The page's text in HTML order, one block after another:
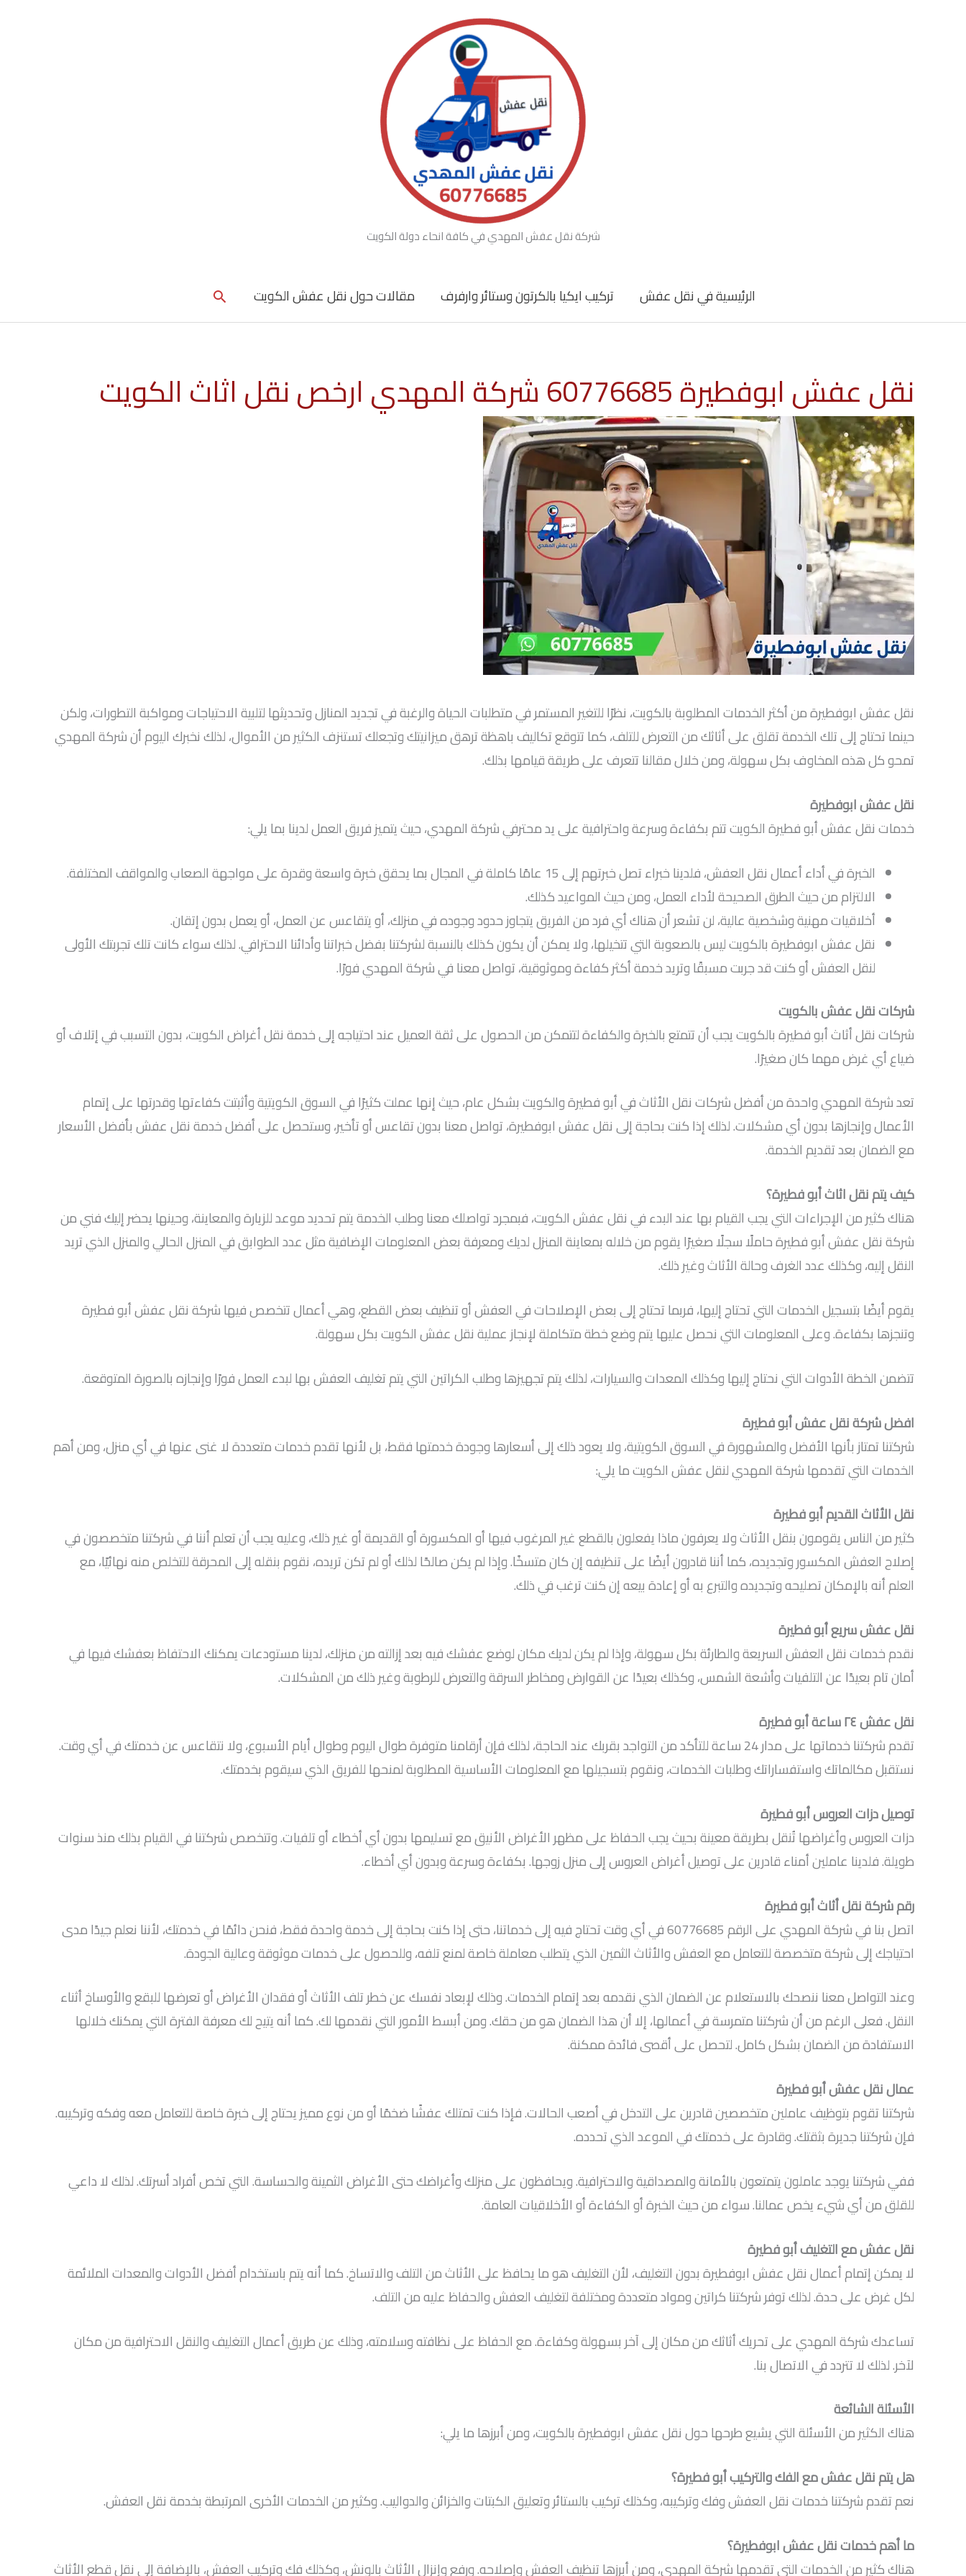
شركة نقل عفش المهدي في كافة انحاء دولة الكويت
الرئيسية في نقل عفش تركيب ايكيا بالكرتون وستائر وارفرف مقالات حول نقل عفش الكويت البحث
نقل عفش ابوفطيرة 60776685 شركة المهدي ارخص نقل اثاث الكويت
نقل عفش ابوفطيرة من أكثر الخدمات المطلوبة بالكويت، نظرًا للتغير المستمر في متطلبات الحياة والرغبة في تجديد المنازل وتحديثها لتلبية الاحتياجات ومواكبة التطورات، ولكن
حينما تحتاج إلى تلك الخدمة تقلق على أثاثك من التعرض للتلف، كما تتوقع تكاليف باهظة ترهق ميزانيتك وتجعلك تستنزف الكثير من الأموال، لذلك نخبرك اليوم أن شركة المهدي
تمحو كل هذه المخاوف بكل سهولة، ومن خلال مقالنا تتعرف على طريقة قيامها بذلك.
نقل عفش ابوفطيرة
خدمات نقل عفش أبو فطيرة الكويت تتم بكفاءة وسرعة واحترافية على يد محترفي شركة المهدي، حيث يتميز فريق العمل لدينا بما يلي:
الخبرة في أداء أعمال نقل العفش، فلدينا خبراء تصل خبرتهم إلى 15 عامًا كاملة في المجال بما يحقق خبرة واسعة وقدرة على مواجهة الصعاب والمواقف المختلفة.
الالتزام من حيث الطرق الصحيحة لأداء العمل، ومن حيث المواعيد كذلك.
أخلاقيات مهنية وشخصية عالية، لن تشعر أن هناك أي فرد من الفريق يتجاوز حدود وجوده في منزلك، أو يتقاعس عن العمل، أو يعمل بدون إتقان.
نقل عفش ابوفطيرة بالكويت ليس بالصعوبة التي تتخيلها، ولا يمكن أن يكون كذلك بالنسبة لشركتنا بفضل خبراتنا وأدائنا الاحترافي. لذلك سواء كانت تلك تجربتك الأولى
لنقل العفش أو كنت قد جربت مسبقًا وتريد خدمة أكثر كفاءة وموثوقية، تواصل معنا في شركة المهدي فورًا.
شركات نقل عفش بالكويت
شركات نقل أثاث أبو فطيرة بالكويت يجب أن تتمتع بالخبرة والكفاءة لتتمكن من الحصول على ثقة العميل عند احتياجه إلى خدمة نقل أغراض الكويت، بدون التسبب في إتلاف أو
ضياع أي غرض مهما كان صغيرًا.
تعد شركة المهدي واحدة من أفضل شركات نقل الأثاث في أبو فطيرة والكويت بشكل عام، حيث إنها عملت كثيرًا في السوق الكويتية وأثبتت كفاءتها وقدرتها على إتمام
الأعمال وإنجازها بدون أي مشكلات. لذلك إذا كنت بحاجة إلى نقل عفش ابوفطيرة، تواصل معنا بدون تقاعس أو تأخير، وستحصل على أفضل خدمة نقل عفش بأفضل الأسعار
مع الضمان بعد تقديم الخدمة.
كيف يتم نقل اثاث أبو فطيرة؟
هناك كثير من الإجراءات التي يجب القيام بها عند البدء في نقل عفش الكويت، فبمجرد تواصلك معنا وطلب الخدمة يتم تحديد موعد للزيارة والمعاينة، وحينها يحضر إليك فني من
شركة نقل عفش أبو فطيرة حاملًا سجلًا صغيرًا يقوم من خلاله بمعاينة المنزل لديك ومعرفة بعض المعلومات الإضافية مثل عدد الطوابق في المنزل الحالي والمنزل الذي تريد
النقل إليه، وكذلك عدد الغرف وحالة الأثاث وغير ذلك.
يقوم أيضًا بتسجيل الخدمات التي تحتاج إليها، فربما تحتاج إلى بعض الإصلاحات في العفش أو تنظيف بعض القطع، وهي أعمال تتخصص فيها شركة نقل عفش أبو فطيرة
وتنجزها بكفاءة. وعلى المعلومات التي نحصل عليها يتم وضع خطة متكاملة لإنجاز عملية نقل عفش الكويت بكل سهولة.
تتضمن الخطة الأدوات التي نحتاج إليها وكذلك المعدات والسيارات، لذلك يتم تجهيزها وطلب الكراتين التي يتم تغليف العفش بها لبدء العمل فورًا وإنجازه بالصورة المتوقعة.
افضل شركة نقل عفش أبو فطيرة
شركتنا تمتاز بأنها الأفضل والمشهورة في السوق الكويتية، ولا يعود ذلك إلى أسعارها وجودة خدمتها فقط، بل لأنها تقدم خدمات متعددة لا غنى عنها في أي منزل، ومن أهم
الخدمات التي تقدمها شركة المهدي لنقل عفش الكويت ما يلي:
نقل الأثاث القديم أبو فطيرة
كثير من الناس يقومون بنقل الأثاث ولا يعرفون ماذا يفعلون بالقطع غير المرغوب فيها أو المكسورة أو القديمة أو غير ذلك، وعليه يجب أن تعلم أننا في شركتنا متخصصون في
إصلاح العفش المكسور وتجديده، كما أننا قادرون أيضًا على تنظيفه إن كان متسخًا. وإذا لم يكن صالحًا لذلك أو لم تكن تريده، نقوم بنقله إلى المحرقة للتخلص منه نهائيًا، مع
العلم أنه بالإمكان تصليحه وتجديده والتبرع به أو إعادة بيعه إن كنت ترغب في ذلك.
نقل عفش سريع أبو فطيرة
نقدم خدمات نقل العفش السريعة والطارئة بكل سهولة، وإذا لم يكن لديك مكان لوضع عفشك فيه بعد إزالته من منزلك، لدينا مستودعات يمكنك الاحتفاظ بعفشك فيها في
أمان تام بعيدًا عن التلفيات وأشعة الشمس، وكذلك بعيدًا عن القوارض ومخاطر السرقة والتعرض للرطوبة وغير ذلك من المشكلات.
نقل عفش ٢٤ ساعة أبو فطيرة
تقدم شركتنا خدماتها على مدار 24 ساعة للتأكد من التواجد بقربك عند الحاجة، لذلك فإن أرقامنا متوفرة طوال اليوم وطوال أيام الأسبوع، ولا نتقاعس عن خدمتك في أي وقت.
نستقبل مكالماتك واستفساراتك وطلبات الخدمات، ونقوم بتسجيلها مع المعلومات الأساسية المطلوبة لمنحها للفريق الذي سيقوم بخدمتك.
توصيل دزات العروس أبو فطيرة
دزات العروس وأغراضها تُنقل بطريقة معينة بحيث يجب الحفاظ على مظهر الأغراض الأنيق مع تسليمها بدون أي أخطاء أو تلفيات. وتتخصص شركتنا في القيام بذلك منذ سنوات
طويلة. فلدينا عاملين أمناء قادرين على توصيل أغراض العروس إلى منزل زوجها. بكفاءة وسرعة وبدون أي أخطاء.
رقم شركة نقل أثاث أبو فطيرة
اتصل بنا في شركة المهدي على الرقم 60776685 في أي وقت تحتاج فيه إلى خدماتنا، حتى إذا كنت بحاجة إلى خدمة واحدة فقط، فنحن دائمًا في خدمتك، لأننا نعلم جيدًا مدى
احتياجك إلى شركة متخصصة للتعامل مع العفش والأثاث الثمين الذي يتطلب معاملة خاصة لمنع تلفه، وللحصول على خدمات موثوقة وعالية الجودة.
وعند التواصل معنا ننصحك بالاستعلام عن الضمان الذي نقدمه بعد إتمام الخدمات. وذلك لإبعاد نفسك عن خطر تلف الأثاث أو فقدان الأغراض أو تعرضها للبقع والأوساخ أثناء
النقل. فعلى الرغم من أن شركتنا متمرسة في أعمالها، إلا أن هذا الضمان هو من حقك. ومن أبسط الأمور التي نقدمها لك. كما أنه يتيح لك معرفة الفترة التي يمكنك خلالها
الاستفادة من الضمان بشكل كامل. لتحصل على أقصى فائدة ممكنة.
عمال نقل عفش أبو فطيرة
شركتنا تقوم بتوظيف عاملين متخصصين قادرين على التدخل في أصعب الحالات. فإذا كنت تمتلك عفشًا ضخمًا أو من نوع مميز يحتاج إلى خبرة خاصة للتعامل معه وفكه وتركيبه.
فإن شركتنا جديرة بثقتك. وقادرة على خدمتك في الموعد الذي تحدده.
ففي شركتنا يوجد عاملون يتمتعون بالأمانة والمصداقية والاحترافية. ويحافظون على منزلك وأغراضك حتى الأغراض الثمينة والحساسة. التي تخص أفراد أسرتك. لذلك لا داعي
للقلق من أي شيء يخص عمالنا. سواء من حيث الخبرة أو الكفاءة أو الأخلاقيات العامة.
نقل عفش مع التغليف أبو فطيرة
لا يمكن إتمام أعمال نقل عفش ابوفطيرة بدون التغليف، لأن التغليف هو ما يحافظ على الأثاث من التلف والاتساخ. كما أنه يتم باستخدام أفضل الأدوات والمعدات الملائمة
لكل غرض على حدة. لذلك توفر شركتنا كراتين ومواد متعددة ومختلفة لتغليف العفش والحفاظ عليه من التلف.
تساعدك شركة المهدي على تحريك أثاثك من مكان إلى آخر بسهولة وكفاءة. مع الحفاظ على نظافته وسلامته، وذلك عن طريق أعمال التغليف والنقل الاحترافية من مكان
لآخر. لذلك لا تتردد في الاتصال بنا.
الأسئلة الشائعة
هناك الكثير من الأسئلة التي يشيع طرحها حول نقل عفش ابوفطيرة بالكويت، ومن أبرزها ما يلي:
هل يتم نقل عفش مع الفك والتركيب أبو فطيرة؟
نعم تقدم شركتنا خدمات نقل العفش وفك وتركيبه، وكذلك تركيب بالستائر وتعليق الكبتات والخزائن والدواليب. وكثير من الخدمات الأخرى المرتبطة بخدمة نقل العفش.
ما أهم خدمات نقل عفش ابوفطيرة؟
هناك كثير من الخدمات التي تقدمها شركة المهدي، ومن أبرزها تنظيف العفش وإصلاحه. ورفع وإنزال الأثاث بالونش، وكذلك فك وتركيب العفش، بالإضافة إلى نقل قطع الأثاث